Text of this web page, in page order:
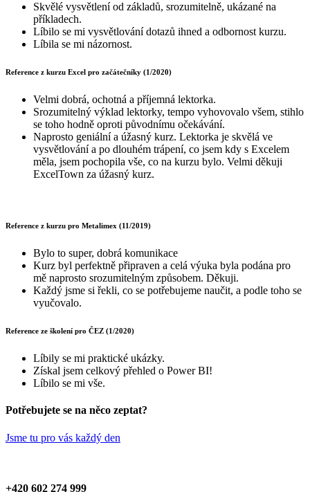
Skvělé vysvětlení od základů, srozumitelně, ukázané na
příkladech.
Líbilo se mi vysvětlování dotazů ihned a odbornost kurzu.
Líbila se mi názornost.
Reference z kurzu Excel pro začátečníky (1/2020)
Velmi dobrá, ochotná a příjemná lektorka.
Srozumitelný výklad lektorky, tempo vyhovovalo všem, stihlo
se toho hodně oproti původnímu očekávání.
Naprosto geniální a úžasný kurz. Lektorka je skvělá ve
vysvětlování a po dlouhém trápení, co jsem kdy s Excelem
měla, jsem pochopila vše, co na kurzu bylo. Velmi děkuji
ExcelTown za úžasný kurz.
Reference z kurzu pro Metalimex (11/2019)
Bylo to super, dobrá komunikace
Kurz byl perfektně připraven a celá výuka byla podána pro
mě naprosto srozumitelným způsobem. Děkuji.
Každý jsme si řekli, co se potřebujeme naučit, a podle toho se
vyučovalo.
Reference ze školení pro ČEZ (1/2020)
Líbily se mi praktické ukázky.
Získal jsem celkový přehled o Power BI!
Líbilo se mi vše.
Potřebujete se na něco zeptat?
Jsme tu pro vás každý den
+420 602 274 999